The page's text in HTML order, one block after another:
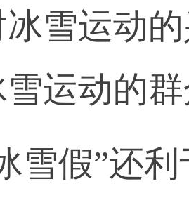
雪运动
运动的
假”还利